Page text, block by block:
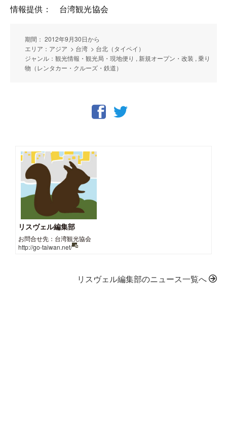
情報提供： 台湾観光協会
期間： 2012年9月30日から
エリア：アジア > 台湾 > 台北（タイペイ）
ジャンル：観光情報・観光局・現地便り , 新規オープン・改装 , 乗り
物（レンタカー・クルーズ・鉄道）
リスヴェル編集部
お問合せ先：台湾観光協会
http://go-taiwan.net/
リスヴェル編集部のニュース一覧へ